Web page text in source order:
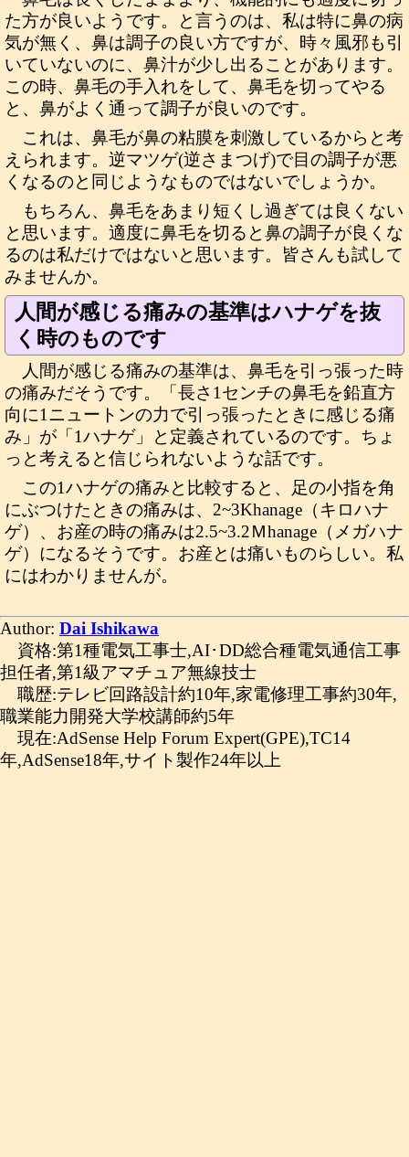
た方が良いようです。と言うのは、私は特に鼻の病
気が無く、鼻は調子の良い方ですが、時々風邪も引
いていないのに、鼻汁が少し出ることがあります。
この時、鼻毛の手入れをして、鼻毛を切ってやる
と、鼻がよく通って調子が良いのです。
これは、鼻毛が鼻の粘膜を刺激しているからと考
えられます。逆マツゲ(逆さまつげ)で目の調子が悪
くなるのと同じようなものではないでしょうか。
もちろん、鼻毛をあまり短くし過ぎては良くない
と思います。適度に鼻毛を切ると鼻の調子が良くな
るのは私だけではないと思います。皆さんも試して
みませんか。
人間が感じる痛みの基準はハナゲを抜
く時のものです
人間が感じる痛みの基準は、鼻毛を引っ張った時
の痛みだそうです。「長さ1センチの鼻毛を鉛直方
向に1ニュートンの力で引っ張ったときに感じる痛
み」が「1ハナゲ」と定義されているのです。ちょ
っと考えると信じられないような話です。
この1ハナゲの痛みと比較すると、足の小指を角
にぶつけたときの痛みは、2~3Khanage（キロハナ
ゲ）、お産の時の痛みは2.5~3.2Ｍhanage（メガハナ
ゲ）になるそうです。お産とは痛いものらしい。私
にはわかりませんが。
Author: Dai Ishikawa
資格:第1種電気工事士,AI･DD総合種電気通信工事
担任者,第1級アマチュア無線技士
職歴:テレビ回路設計約10年,家電修理工事約30年,
職業能力開発大学校講師約5年
現在:AdSense Help Forum Expert(GPE),TC14
年,AdSense18年,サイト製作24年以上